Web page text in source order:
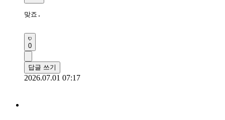
맞죠.
0
답글 쓰기
2026.07.01 07:17